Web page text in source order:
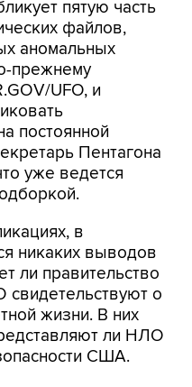
аномальных
прежнему
UFO, и
постоянной
Пентагона
уже ведется
в
ли правительство
о
жизни. В них
ли НЛО
США.
что публикация